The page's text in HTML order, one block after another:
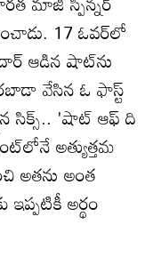
17 ఓవ‌ర్‌లో
ఆడిన షాట్‌ను
వేసిన ఓ ఫాస్ట్
సిక్స్.. 'షాట్ ఆఫ్ ది
అత్యుత్తమ
అతను అంత
అర్థం